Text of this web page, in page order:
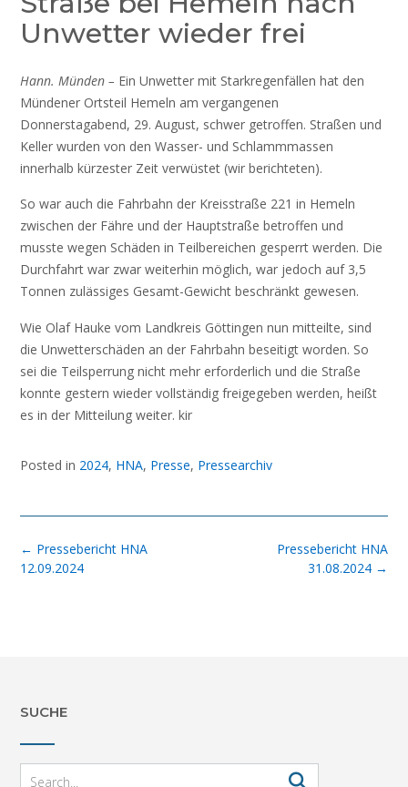
Unwetter wieder frei
Hann. Münden – Ein Unwetter mit Starkregenfällen hat den
Mündener Ortsteil Hemeln am vergangenen
Donnerstagabend, 29. August, schwer getroffen. Straßen und
Keller wurden von den Wasser- und Schlammmassen
innerhalb kürzester Zeit verwüstet (wir berichteten).
So war auch die Fahrbahn der Kreisstraße 221 in Hemeln
zwischen der Fähre und der Hauptstraße betroffen und
musste wegen Schäden in Teilbereichen gesperrt werden. Die
Durchfahrt war zwar weiterhin möglich, war jedoch auf 3,5
Tonnen zulässiges Gesamt-Gewicht beschränkt gewesen.
Wie Olaf Hauke vom Landkreis Göttingen nun mitteilte, sind
die Unwetterschäden an der Fahrbahn beseitigt worden. So
sei die Teilsperrung nicht mehr erforderlich und die Straße
konnte gestern wieder vollständig freigegeben werden, heißt
es in der Mitteilung weiter. kir
Posted in 2024, HNA, Presse, Pressearchiv
Post
navigation
Pressebericht HNA
31.08.2024 →
← Pressebericht HNA
12.09.2024
SUCHE